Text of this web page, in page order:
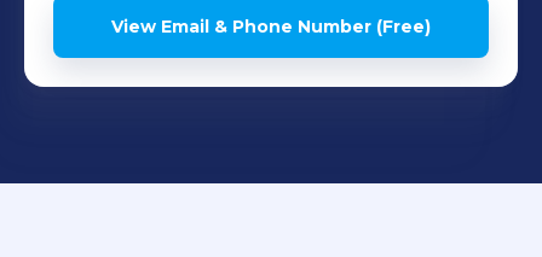
View Email & Phone Number (Free)